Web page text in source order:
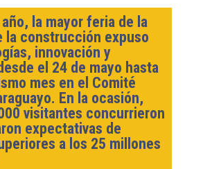
la mayor feria de la
la construcción expuso
innovación y
el 24 de mayo hasta
mes en el Comité
En la ocasión,
visitantes concurrieron
expectativas de
a los 25 millones